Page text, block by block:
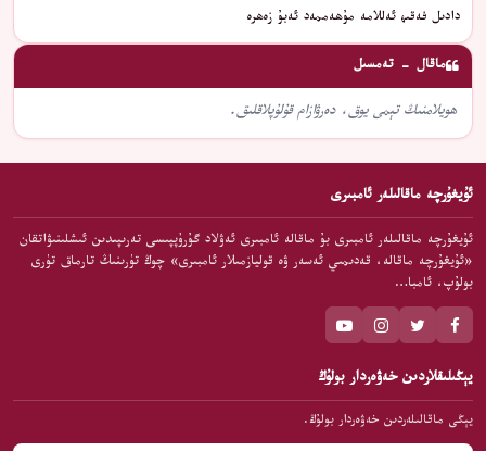
دادىل فەقىھ ئەللامە مۇھەممەد ئەبۇ زەھرە
ماقال - تەمسىل
ھويلامنىڭ تېمى يوق، دەرۋازام قۇلۇپلاقلىق.
ئۇيغۇرچە ماقالىلەر ئامبىرى
ئۇيغۇرچە ماقالىلەر ئامبىرى بۇ ماقالە ئامبىرى ئەۋلاد گۇرۇپپىسى تەرىپىدىن ئىشلىنىۋاتقان
«ئۇيغۇرچە ماقالە، قەدىمىي ئەسەر ۋە قوليازمىلار ئامبىرى» چوڭ تۈرىنىڭ تارماق تۈرى
بولۇپ، ئامبا…
يېڭىلىقلاردىن خەۋەردار بولۇڭ
يېڭى ماقالىلەردىن خەۋەردار بولۇڭ.